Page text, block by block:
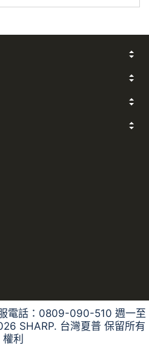
電話：0809-090-510 週一至
SHARP. 台灣夏普 保留所有
權利